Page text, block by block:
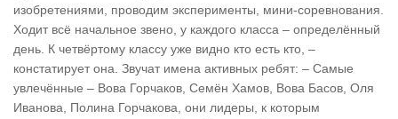
изобретениями, проводим эксперименты, мини-соревнования.
Ходит всё начальное звено, у каждого класса – определённый
день. К четвёртому классу уже видно кто есть кто, –
констатирует она. Звучат имена активных ребят: – Самые
увлечённые – Вова Горчаков, Семён Хамов, Вова Басов, Оля
Иванова, Полина Горчакова, они лидеры, к которым